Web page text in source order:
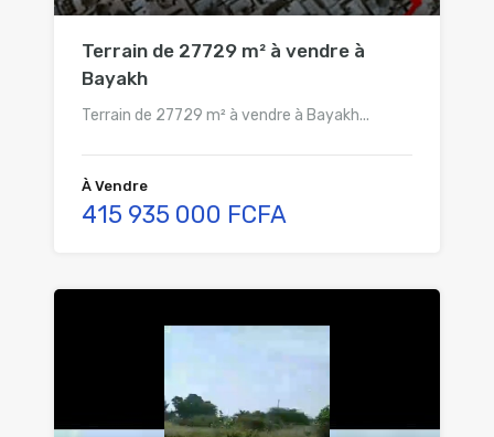
Terrain de 27729 m² à vendre à
Bayakh
Terrain de 27729 m² à vendre à Bayakh...
À Vendre
415 935 000 FCFA